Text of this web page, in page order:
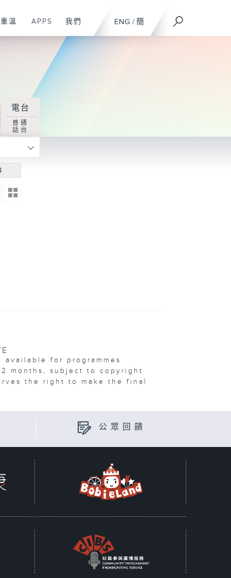
ENG / 簡
重溫 APPS 我們
電台
普通
話台
for programmes
months, subject to copyright
the right to make the final
公眾回饋